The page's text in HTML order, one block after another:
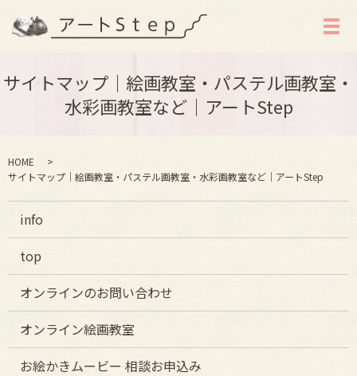
メ
サイトマップ｜絵画教室・パステル画教室・
水彩画教室など｜アートStep
HOME
サイトマップ｜絵画教室・パステル画教室・水彩画教室など｜アートStep
info
top
オンラインのお問い合わせ
オンライン絵画教室
お絵かきムービー 相談お申込み